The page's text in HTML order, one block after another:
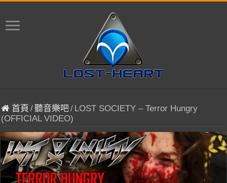
首頁 /聽音樂吧/ LOST SOCIETY – Terror Hungry
(OFFICIAL VIDEO)